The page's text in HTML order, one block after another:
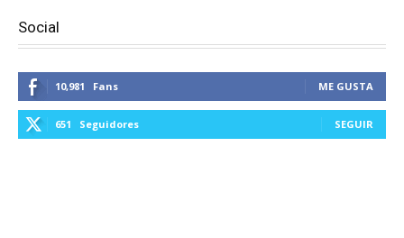
Social
10,981 Fans ME GUSTA
651 Seguidores SEGUIR